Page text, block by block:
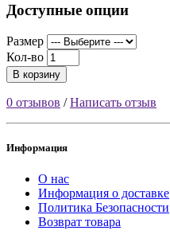
Доступные опции
Размер
Кол-во
В корзину
0 отзывов /Написать отзыв
Информация
О нас
Информация о доставке
Политика Безопасности
Возврат товара